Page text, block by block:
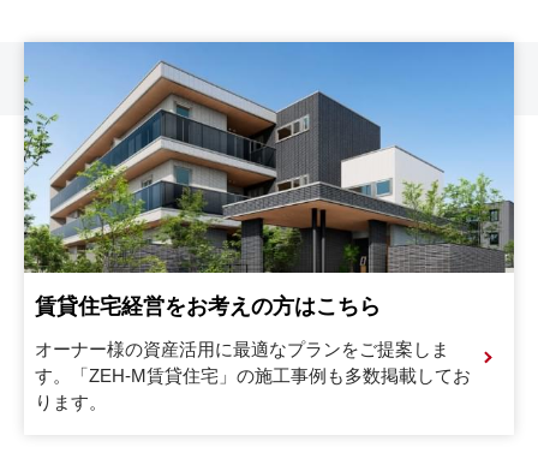
賃貸住宅経営をお考えの方はこちら
オーナー様の資産活用に最適なプランをご提案しま
す。
「ZEH-M賃貸住宅」の施工事例も多数掲載してお
ります。